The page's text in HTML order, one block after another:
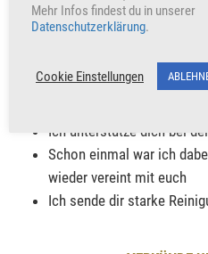
unterstützt und bewirkt:
Ich sende dir die
Universums, zum Wohle
neuen Schwingung und
Ich unterstütze dich bei
Schon einmal war ich
wieder vereint mit euch
Ich sende dir starke
Mehr Infos findest du in unserer
Datenschutzerklärung.
Cookie Einstellungen